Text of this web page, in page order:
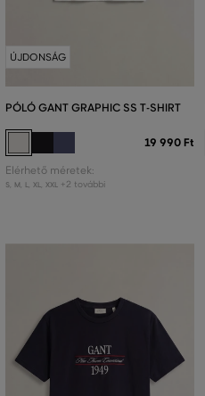
ÚJDONSÁG
PÓLÓ GANT GRAPHIC SS T-SHIRT
19 990 Ft
Elérhető méretek:
S, M L XL XXL +2 további